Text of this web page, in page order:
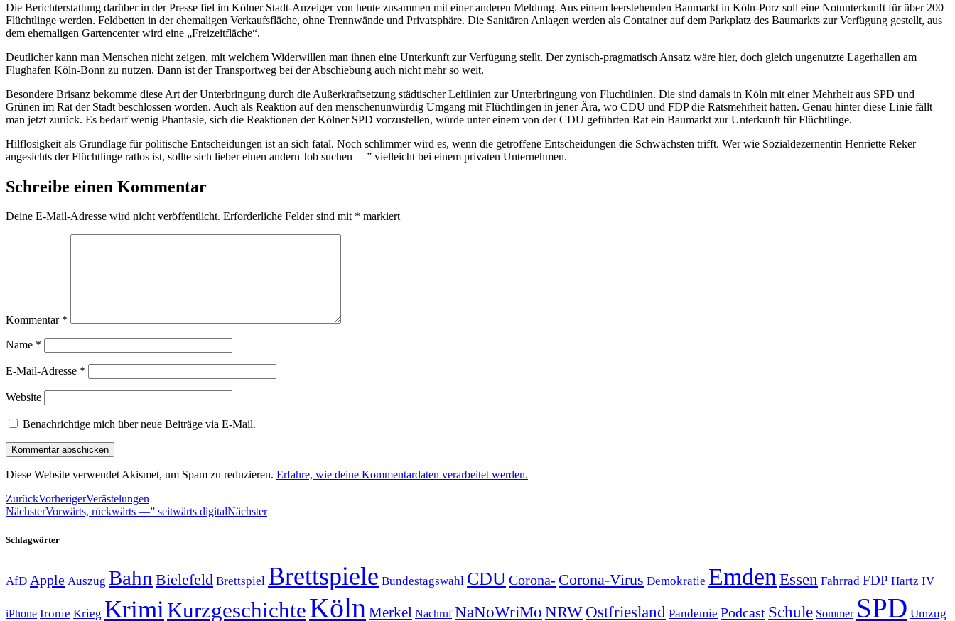
Die Berichterstattung darüber in der Presse fiel im Kölner Stadt-Anzeiger von heute zusammen mit einer anderen Meldung. Aus einem leerstehenden Baumarkt in Köln-Porz soll eine Notunterkunft für über 200
Flüchtlinge werden. Feldbetten in der ehemaligen Verkaufsfläche, ohne Trennwände und Privatsphäre. Die Sanitären Anlagen werden als Container auf dem Parkplatz des Baumarkts zur Verfügung gestellt, aus
dem ehemaligen Gartencenter wird eine „Freizeitfläche“.
Deutlicher kann man Menschen nicht zeigen, mit welchem Widerwillen man ihnen eine Unterkunft zur Verfügung stellt. Der zynisch-pragmatisch Ansatz wäre hier, doch gleich ungenutzte Lagerhallen am
Flughafen Köln-Bonn zu nutzen. Dann ist der Transportweg bei der Abschiebung auch nicht mehr so weit.
Besondere Brisanz bekomme diese Art der Unterbringung durch die Außerkraftsetzung städtischer Leitlinien zur Unterbringung von Fluchtlinien. Die sind damals in Köln mit einer Mehrheit aus SPD und
Grünen im Rat der Stadt beschlossen worden. Auch als Reaktion auf den menschenunwürdig Umgang mit Flüchtlingen in jener Ära, wo CDU und FDP die Ratsmehrheit hatten. Genau hinter diese Linie fällt
man jetzt zurück. Es bedarf wenig Phantasie, sich die Reaktionen der Kölner SPD vorzustellen, würde unter einem von der CDU geführten Rat ein Baumarkt zur Unterkunft für Flüchtlinge.
Hilflosigkeit als Grundlage für politische Entscheidungen ist an sich fatal. Noch schlimmer wird es, wenn die getroffene Entscheidungen die Schwächsten trifft. Wer wie Sozialdezernentin Henriette Reker
angesichts der Flüchtlinge ratlos ist, sollte sich lieber einen andern Job suchen —” vielleicht bei einem privaten Unternehmen.
Schreibe einen Kommentar
Deine E-Mail-Adresse wird nicht veröffentlicht. Erforderliche Felder sind mit * markiert
Kommentar *
Name *
E-Mail-Adresse *
Website
Benachrichtige mich über neue Beiträge via E-Mail.
Diese Website verwendet Akismet, um Spam zu reduzieren. Erfahre, wie deine Kommentardaten verarbeitet werden.
ZurückVorherigerVerästelungen
NächsterVorwärts, rückwärts —” seitwärts digitalNächster
Schlagwörter
AfD Apple Auszug Bahn Bielefeld Brettspiel Brettspiele Bundestagswahl CDUCorona- Corona-Virus Demokratie Emden Essen Fahrrad FDP Hartz IV
iPhone Ironie Krieg KrimiKurzgeschichteKöln Merkel Nachruf NaNoWriMo NRWOstfriesland Pandemie Podcast Schule Sommer SPD Umzug